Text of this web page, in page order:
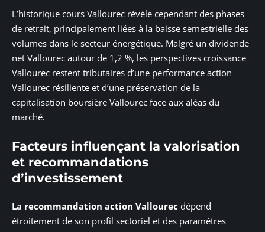
L’historique cours Vallourec révèle cependant des phases
de retrait, principalement liées à la baisse semestrielle des
volumes dans le secteur énergétique. Malgré un dividende
net Vallourec autour de 1,2 %, les perspectives croissance
Vallourec restent tributaires d’une performance action
Vallourec résiliente et d’une préservation de la
capitalisation boursière Vallourec face aux aléas du
marché.
Facteurs influençant la valorisation
et recommandations
d’investissement
La recommandation action Vallourec dépend
étroitement de son profil sectoriel et des paramètres